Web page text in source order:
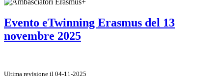
Evento eTwinning Erasmus del 13
novembre 2025
Ultima revisione il 04-11-2025